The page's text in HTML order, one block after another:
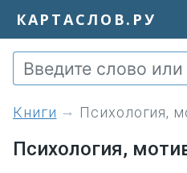
КАРТАСЛОВ.РУ
книги Психология,
Психология,